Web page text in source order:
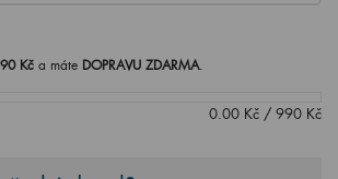
Kč a máte DOPRAVU ZDARMA.
0.00 Kč / 990 Kč